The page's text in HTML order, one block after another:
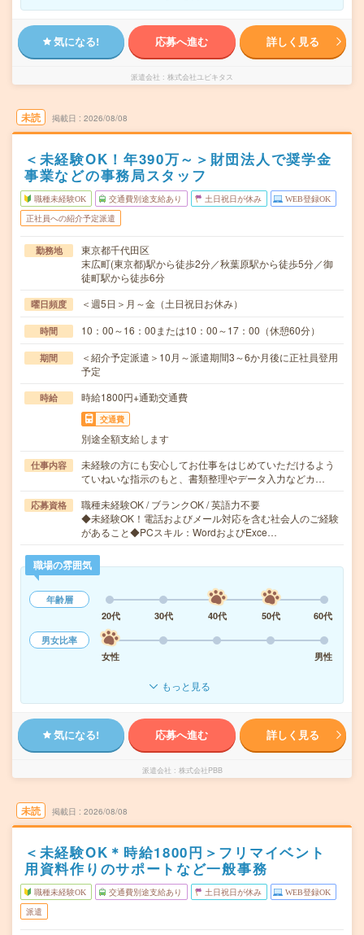
気になる! 応募へ進む 詳しく見る
派遣会社 株式会社ユビキタス
未読 掲載日 2026/08/08
＜未経験OK！年390万～＞財団法人で奨学金
事業などの事務局スタッフ
職種未経験OK 交通費別途支給あり 土日祝日が休み WEB登録OK
正社員への紹介予定派遣
勤務地
東京都千代田区
末広町(東京都)駅から徒歩2分／秋葉原駅から徒歩5分／御
徒町駅から徒歩6分
曜日頻度 ＜週5日＞月～金（土日祝日お休み）
時間 10：00～16：00または10：00～17：00（休憩60分）
期間
＜紹介予定派遣＞10月～派遣期間3～6か月後に正社員登用
予定
時給 時給1800円+通勤交通費
交通費
別途全額支給します
仕事内容
未経験の方にも安心してお仕事をはじめていただけるよう
ていねいな指示のもと、書類整理やデータ入力などカ…
応募資格
職種未経験OK / ブランクOK / 英語力不要
◆未経験OK！電話およびメール対応を含む社会人のご経験
があること◆PCスキル：WordおよびExce…
職場の雰囲気
年齢層
20代
30代 40代 50代
60代
男女比率
女性
男性
もっと見る
気になる! 応募へ進む 詳しく見る
派遣会社 株式会社PBB
未読 掲載日 2026/08/08
＜未経験OK＊時給1800円＞フリマイベント
用資料作りのサポートなど一般事務
職種未経験OK 交通費別途支給あり 土日祝日が休み WEB登録OK
派遣